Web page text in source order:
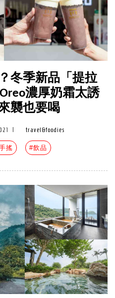
冬季新品「提拉
濃厚奶霜太誘
襲也要喝
travel&foodies
搖 #飲品